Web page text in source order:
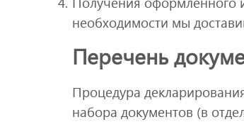
необходимости мы
Перечень
Процедура
набора документов (в